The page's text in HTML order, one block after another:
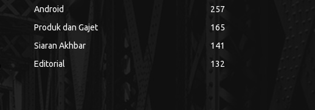
Android
257
Produk dan Gajet
165
Siaran Akhbar
141
Editorial
132